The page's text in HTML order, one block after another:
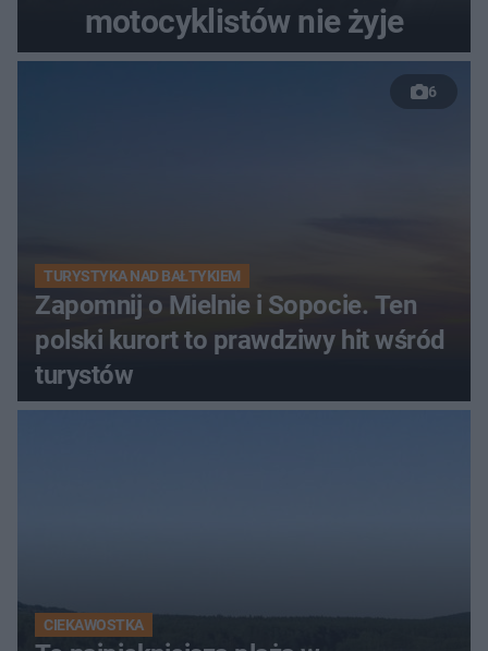
motocyklistów nie żyje
6
TURYSTYKA NAD BAŁTYKIEM
Zapomnij o Mielnie i Sopocie. Ten
polski kurort to prawdziwy hit wśród
turystów
CIEKAWOSTKA